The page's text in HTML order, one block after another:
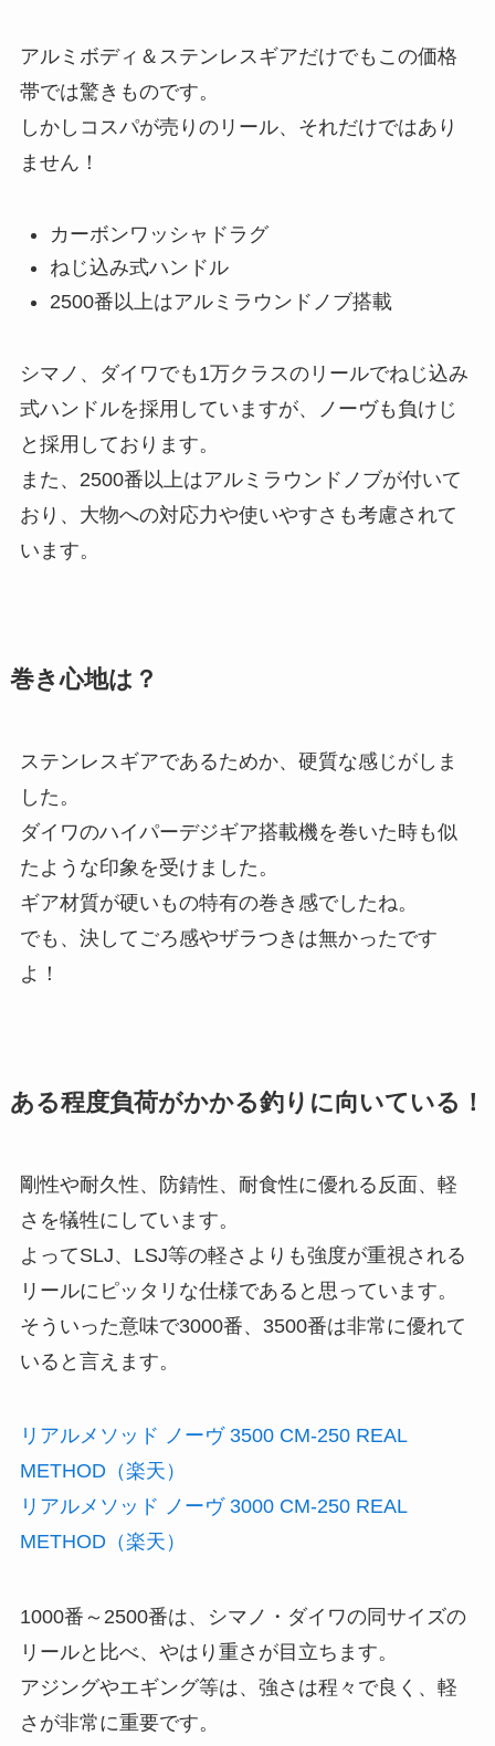
アルミボディ＆ステンレスギアだけでもこの価格
帯では驚きものです。
しかしコスパが売りのリール、それだけではあり
ません！
カーボンワッシャドラグ
ねじ込み式ハンドル
2500番以上はアルミラウンドノブ搭載
シマノ、ダイワでも1万クラスのリールでねじ込み
式ハンドルを採用していますが、ノーヴも負けじ
と採用しております。
また、2500番以上はアルミラウンドノブが付いて
おり、大物への対応力や使いやすさも考慮されて
います。
巻き心地は？
ステンレスギアであるためか、硬質な感じがしま
した。
ダイワのハイパーデジギア搭載機を巻いた時も似
たような印象を受けました。
ギア材質が硬いもの特有の巻き感でしたね。
でも、決してごろ感やザラつきは無かったです
よ！
ある程度負荷がかかる釣りに向いている！
剛性や耐久性、防錆性、耐食性に優れる反面、軽
さを犠牲にしています。
よってSLJ、LSJ等の軽さよりも強度が重視される
リールにピッタリな仕様であると思っています。
そういった意味で3000番、3500番は非常に優れて
いると言えます。
リアルメソッド ノーヴ 3500 CM-250 REAL
METHOD（楽天）
リアルメソッド ノーヴ 3000 CM-250 REAL
METHOD（楽天）
1000番～2500番は、シマノ・ダイワの同サイズの
リールと比べ、やはり重さが目立ちます。
アジングやエギング等は、強さは程々で良く、軽
さが非常に重要です。